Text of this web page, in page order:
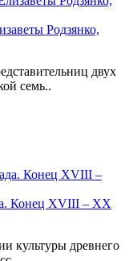
Родзянко,
двух
семь..
Конец XVIII – ХХ
культуры древнего